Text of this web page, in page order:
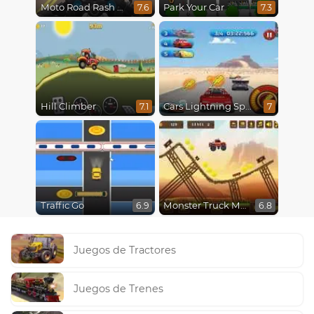
Moto Road Rash 3D 7.6 Park Your Car 7.3
Hill Climber 7.1 Cars Lightning Speed 7
Traffic Go 6.9 Monster Truck Madness 6.8
Juegos de Tractores
Juegos de Trenes